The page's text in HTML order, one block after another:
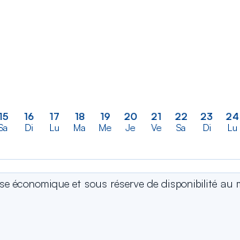
16
Di
17
Lu
18
Ma
19
Me
20
Je
21
Ve
22
Sa
23
Di
24
Lu
et sous réserve de disponibilité